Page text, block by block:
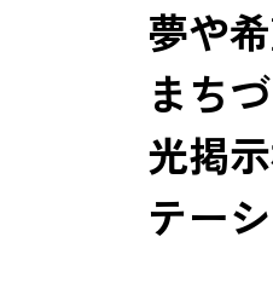
夢や
まち
光掲
テー